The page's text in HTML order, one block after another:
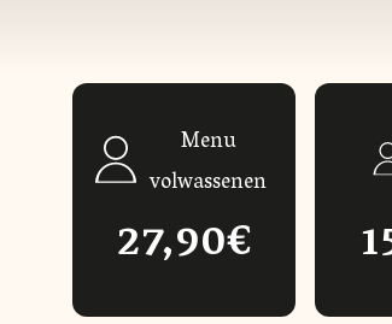
Menu
volwassenen
27,90€